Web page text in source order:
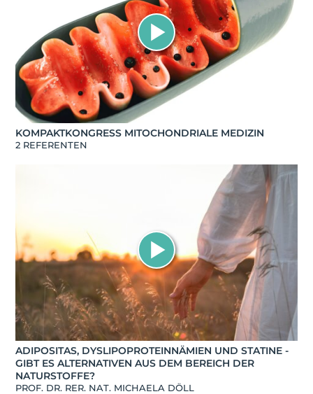
KOMPAKTKONGRESS MITOCHONDRIALE MEDIZIN
2 REFERENTEN
ADIPOSITAS, DYSLIPOPROTEINNÄMIEN UND STATINE -
GIBT ES ALTERNATIVEN AUS DEM BEREICH DER
NATURSTOFFE?
PROF. DR. RER. NAT. MICHAELA DÖLL